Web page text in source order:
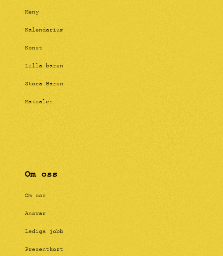
Meny
Kalendarium
Konst
Lilla baren
Stora Baren
Matsalen
Om oss
Om oss
Ansvar
Lediga jobb
Presentkort